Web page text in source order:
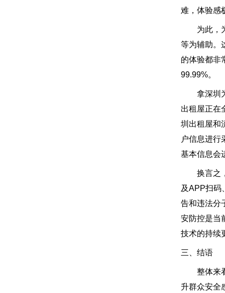
难，体验感
为此，为
等为辅助。
的体验都非
99.99%。
拿深圳为
出租屋正在
圳出租屋和
户信息进行
基本信息会
换言之，
及APP扫码
告和违法分
安防控是当
技术的持续
三、结语
整体来看
升群众安全